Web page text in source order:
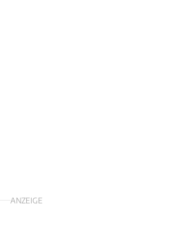
ANZEIGE